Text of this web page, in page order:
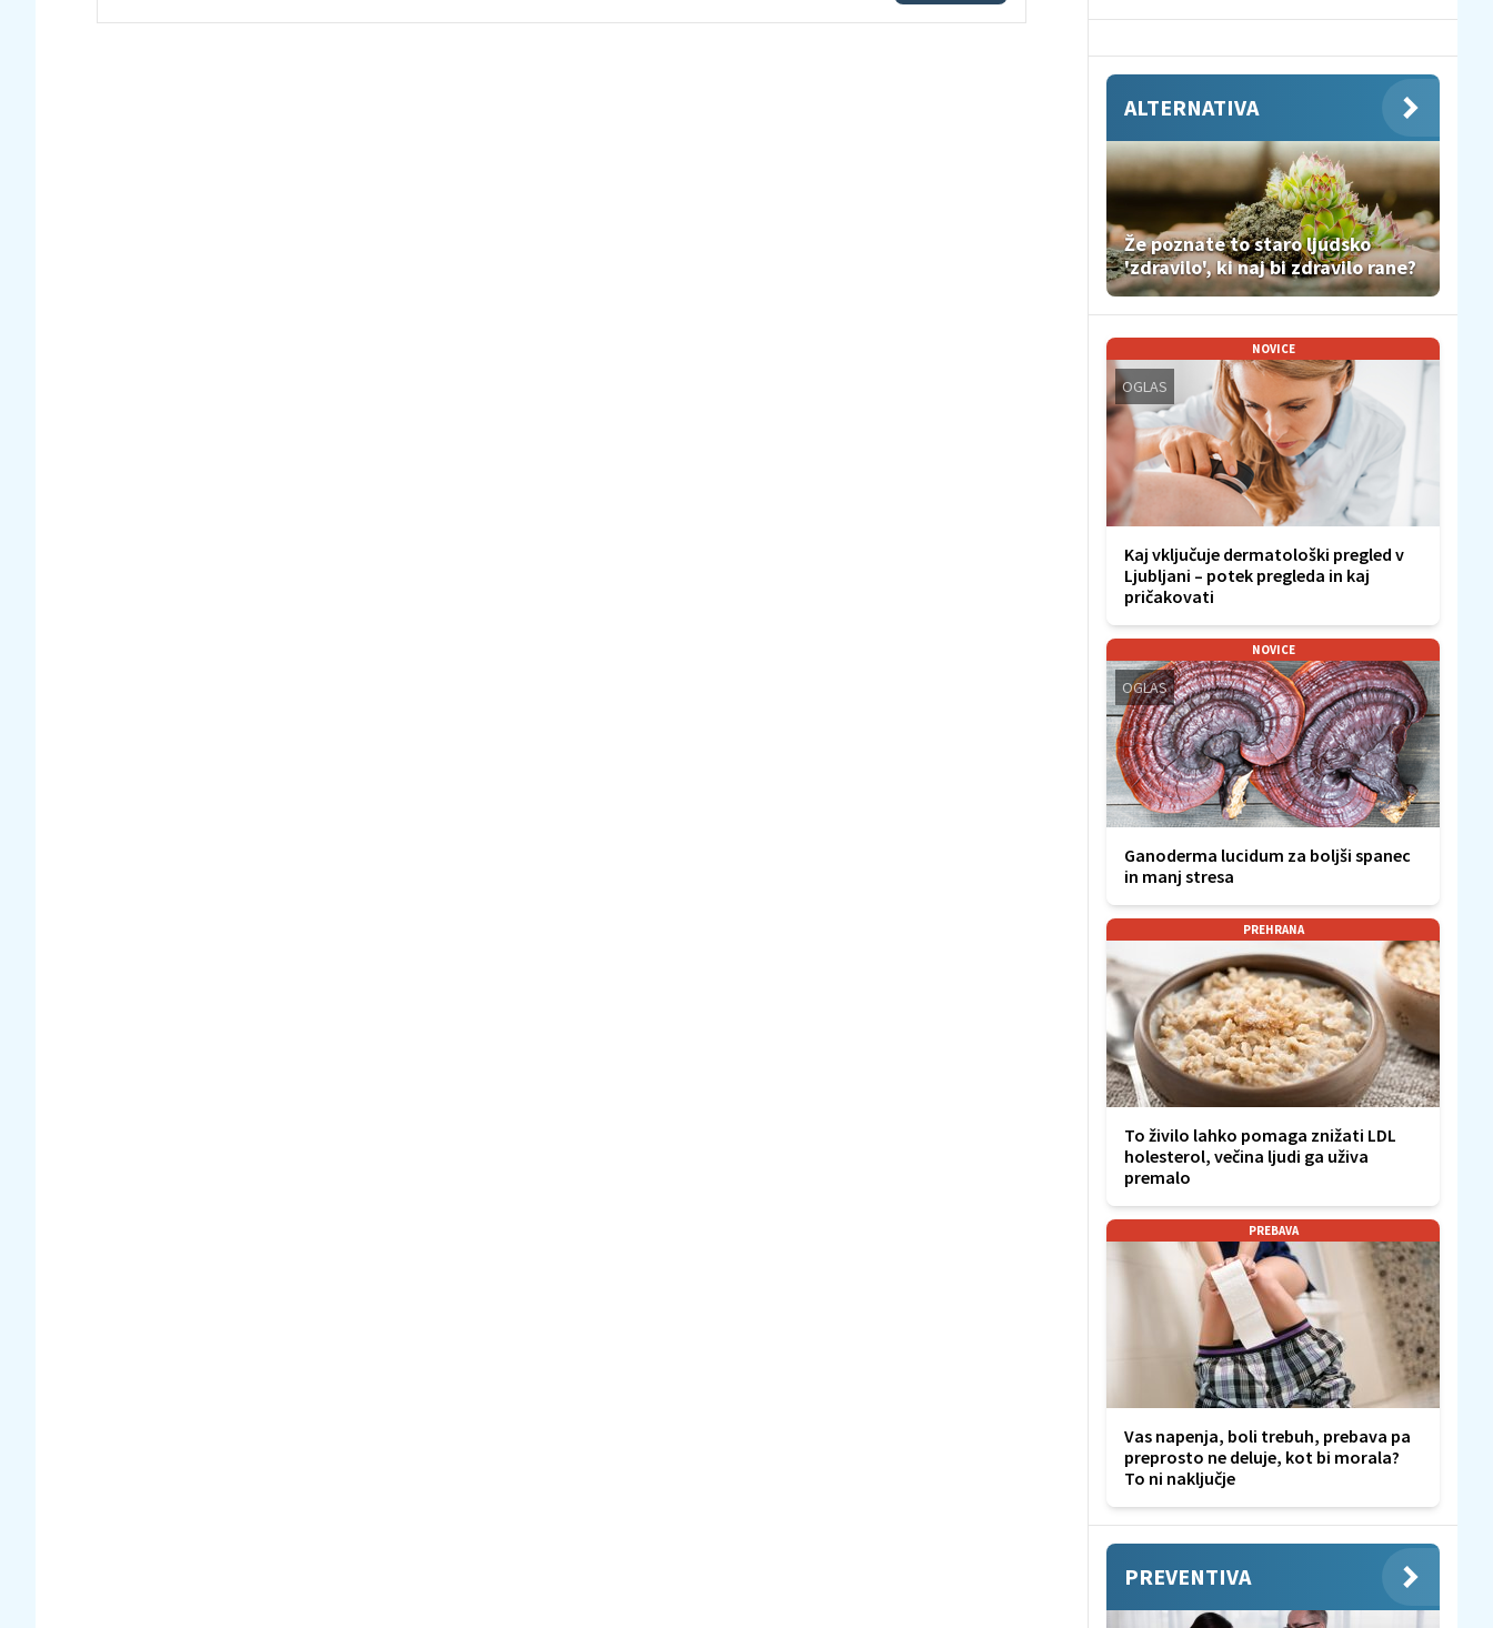
ALTERNATIVA
Že poznate to staro ljudsko
'zdravilo', ki naj bi zdravilo rane?
NOVICE
OGLAS
Kaj vključuje dermatološki pregled v
Ljubljani – potek pregleda in kaj
pričakovati
NOVICE
OGLAS
Ganoderma lucidum za boljši spanec
in manj stresa
PREHRANA
To živilo lahko pomaga znižati LDL
holesterol, večina ljudi ga uživa
premalo
PREBAVA
Vas napenja, boli trebuh, prebava pa
preprosto ne deluje, kot bi morala?
To ni naključje
PREVENTIVA